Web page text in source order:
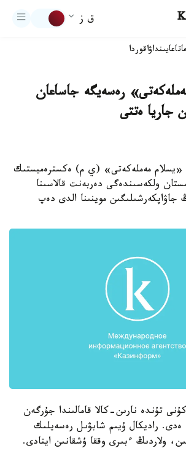
ق ز
تاعايىنداۋاقوردا
رەسەيگە جاساعان
جاريا ەتتى
- «يسلام مەملەكەتى» (ي م) ەكسترەميستىك
ولكەسىندەگى دەربەنت قالاسىنا
جاۋاپكەرشىلىگىن موينىنا الدى دەپ
تۇندە نارىن-كالا قامالىندا جۇرگەن
ەدى. راديكال ۇيىم شابۋىل رەسەيلىك
ولاردىڭ ءبىرى وققا ۇشقانىن ايتادى.